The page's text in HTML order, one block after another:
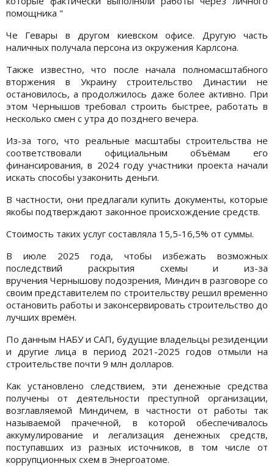
помощника "
Че Гевары в другом киевском офисе. Другую часть
наличных получала персона из окружения Карлсона.
Также известно, что после начала полномасштабного
вторжения в Украину строительство Династии не
остановилось, а продолжилось даже более активно. При
этом Чернышов требовал строить быстрее, работать в
несколько смен с утра до позднего вечера.
Из-за того, что реальные масштабы строительства не
соответствовали официальным объёмам его
финансирования, в 2024 году участники проекта начали
искать способы узаконить деньги.
В частности, они предлагали купить документы, которые
якобы подтверждают законное происхождение средств.
Стоимость таких услуг составляла 15,5-16,5% от суммы.
В июле 2025 года, чтобы избежать возможных
последствий раскрытия схемы и из-за
вручения Чернышову подозрения, Миндич в разговоре со
своим представителем по строительству решил временно
остановить работы и законсервировать строительство до
лучших времён.
По данным НАБУ и САП, будущие владельцы резиденции
и другие лица в период 2021-2025 годов отмыли на
строительстве почти 9 млн долларов.
Как установлено следствием, эти денежные средства
получены от деятельности преступной организации,
возглавляемой Миндичем, в частности от работы так
называемой прачечной, в которой обеспечивалось
аккумулирование и легализация денежных средств,
поступавших из разных источников, в том числе от
коррупционных схем в Энергоатоме.